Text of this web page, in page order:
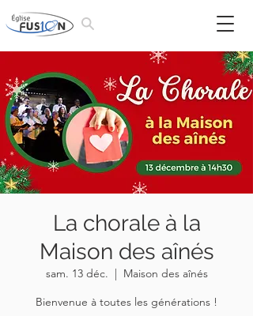
La chorale à la
Maison des aînés
sam. 13 déc.
  |
Maison des aînés
Bienvenue à toutes les générations !